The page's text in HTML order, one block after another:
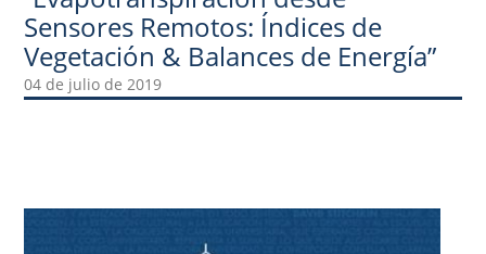
Sensores Remotos: Índices de
Vegetación & Balances de Energía”
04 de julio de 2019